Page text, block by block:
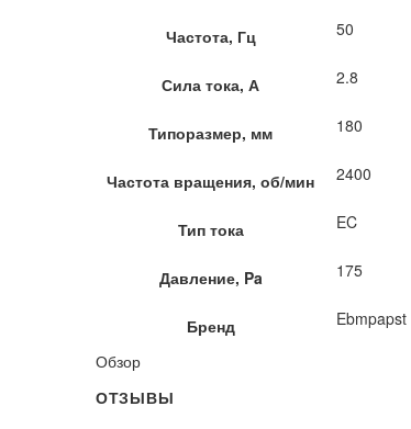
Частота, Гц 50
Сила тока, А 2.8
Типоразмер, мм 180
Частота вращения, об/мин 2400
Тип тока EC
Давление, Pa 175
Бренд
Ebmpapst
Обзор
ОТЗЫВЫ